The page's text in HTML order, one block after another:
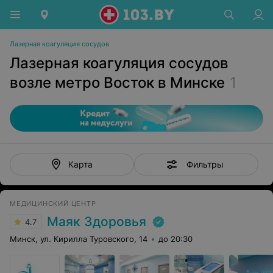
Лазерная коагуляция сосудов
Лазерная коагуляция сосудов
возле метро Восток в Минске 1
Карта Фильтры
МЕДИЦИНСКИЙ ЦЕНТР
4.7 Маяк Здоровья
Минск, ул. Кирилла Туровского, 14 до 20:30